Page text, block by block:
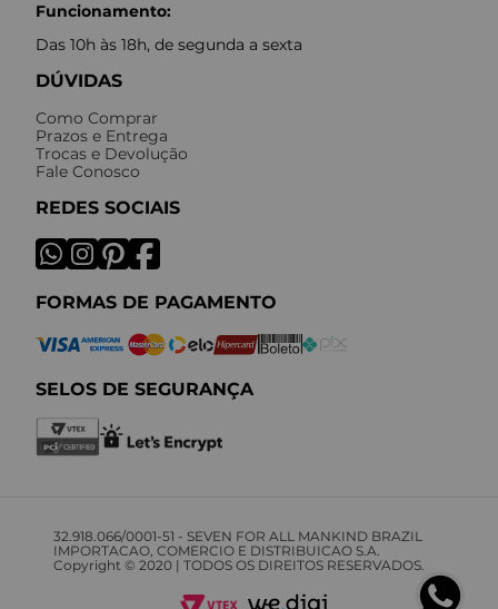
Funcionamento:
Das 10h às 18h, de segunda a sexta
DÚVIDAS
Como Comprar
Prazos e Entrega
Trocas e Devolução
Fale Conosco
REDES SOCIAIS
FORMAS DE PAGAMENTO
SELOS DE SEGURANÇA
32.918.066/0001-51 - SEVEN FOR ALL MANKIND BRAZIL
IMPORTACAO, COMERCIO E DISTRIBUICAO S.A.
Copyright © 2020 | TODOS OS DIREITOS RESERVADOS.